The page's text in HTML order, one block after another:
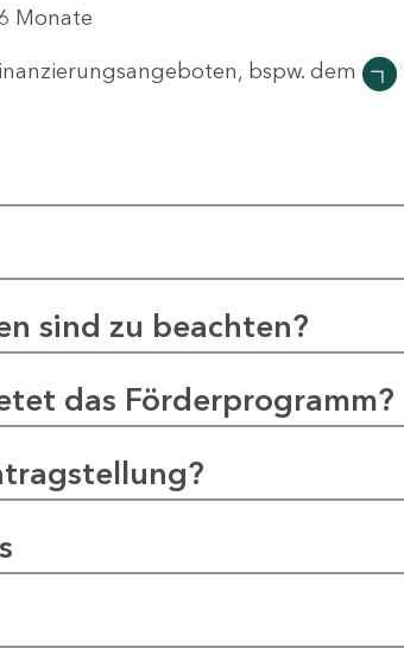
Monate
bspw. dem
sind zu beachten?
das Förderprogramm?